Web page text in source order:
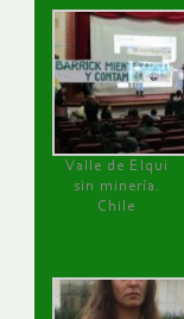
Valle de Elqui
sin minería.
Chile